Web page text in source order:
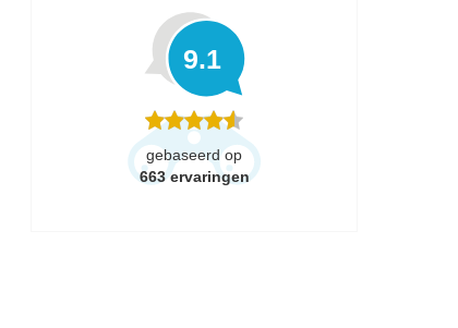
9.1
gebaseerd op
663 ervaringen